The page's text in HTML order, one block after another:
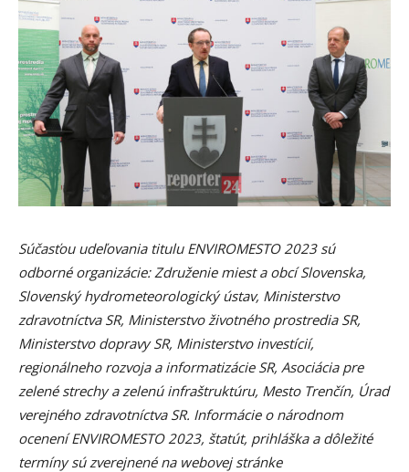
Súčasťou udeľovania titulu ENVIROMESTO 2023 sú
odborné organizácie: Združenie miest a obcí Slovenska,
Slovenský hydrometeorologický ústav, Ministerstvo
zdravotníctva SR, Ministerstvo životného prostredia SR,
Ministerstvo dopravy SR, Ministerstvo investícií,
regionálneho rozvoja a informatizácie SR, Asociácia pre
zelené strechy a zelenú infraštruktúru, Mesto Trenčín, Úrad
verejného zdravotníctva SR. Informácie o národnom
ocenení ENVIROMESTO 2023, štatút, prihláška a dôležité
termíny sú zverejnené na webovej stránke